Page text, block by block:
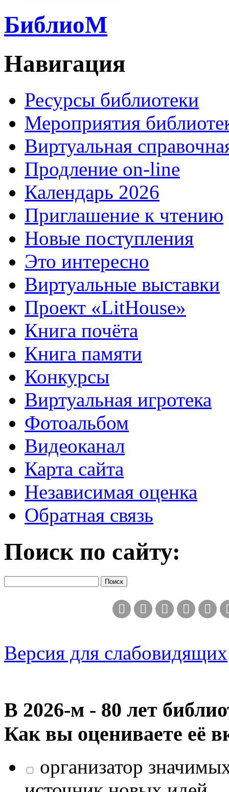
БиблиоМ
Навигация
Ресурсы библиотеки
Мероприятия
Виртуальная
Продление on-line
Календарь 2026
Приглашение к чтению
Новые поступления
Это интересно
Виртуальные выставки
Проект «LitHouse»
Книга почёта
Книга памяти
Конкурсы
Виртуальная игротека
Фотоальбом
Видеоканал
Карта сайта
Независимая оценка
Обратная связь
Поиск по сайту:
Версия для слабовидящих
В 2026‑м - 80 лет
Как вы оцениваете её
организатор